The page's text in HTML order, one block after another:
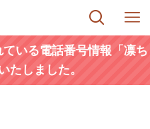
ている電話番号情報「凛ち
たしました。